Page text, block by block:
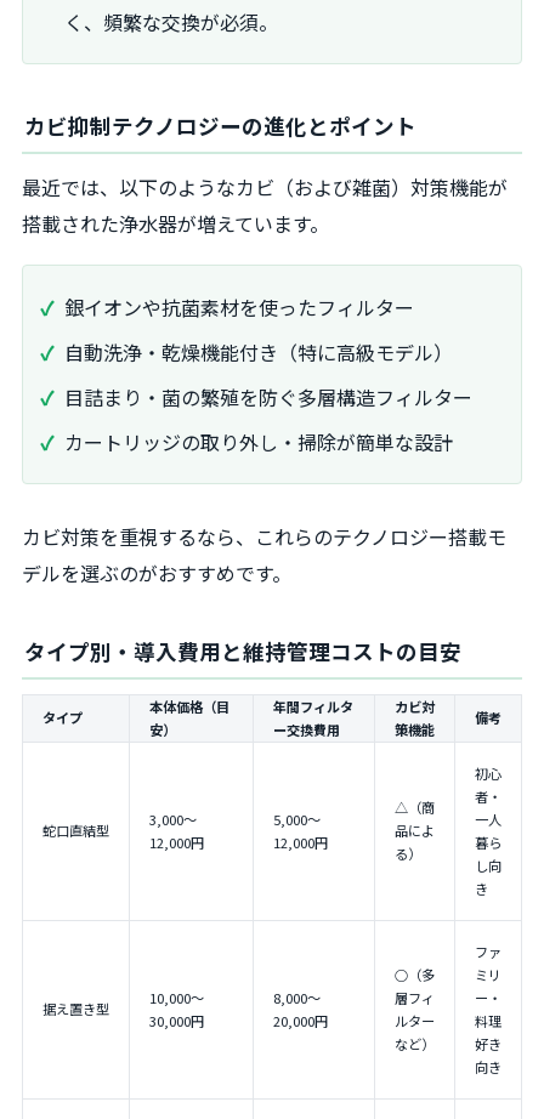
く、頻繁な交換が必須。
カビ抑制テクノロジーの進化とポイント
最近では、以下のようなカビ（および雑菌）対策機能が
搭載された浄水器が増えています。
銀イオンや抗菌素材を使ったフィルター
自動洗浄・乾燥機能付き（特に高級モデル）
目詰まり・菌の繁殖を防ぐ多層構造フィルター
カートリッジの取り外し・掃除が簡単な設計
カビ対策を重視するなら、これらのテクノロジー搭載モ
デルを選ぶのがおすすめです。
タイプ別・導入費用と維持管理コストの目安
タイプ
本体価格（目
安）
年間フィルタ
ー交換費用
カビ対
策機能
備考
蛇口直結型
3,000～
12,000円
5,000～
12,000円
△（商
品によ
る）
初心
者・
一人
暮ら
し向
き
据え置き型
10,000～
30,000円
8,000～
20,000円
○（多
層フィ
ルター
など）
ファ
ミリ
ー・
料理
好き
向き